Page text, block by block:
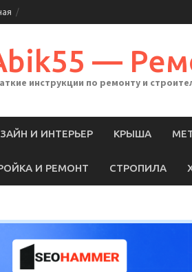
—
инструкции по ремонту и
И ИНТЕРЬЕР КРЫША
И РЕМОНТ СТРОПИЛА